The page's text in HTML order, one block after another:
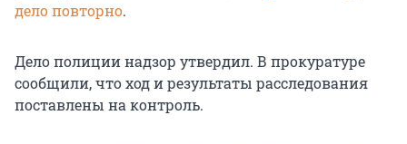
дело повторно.
Дело полиции надзор утвердил. В прокуратуре
сообщили, что ход и результаты расследования
поставлены на контроль.